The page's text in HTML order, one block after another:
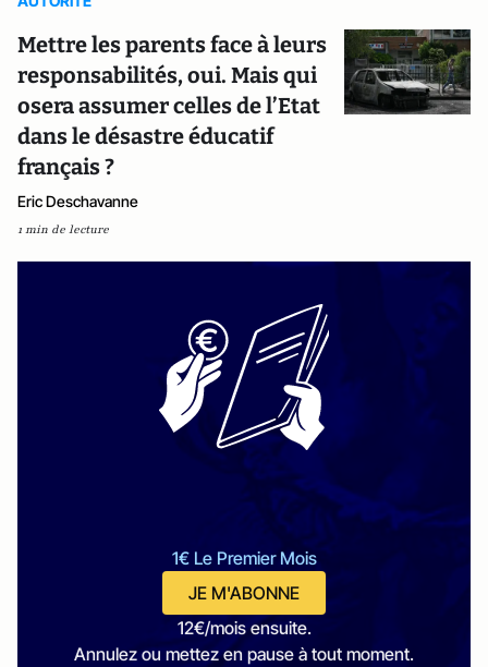
Mettre les parents face à leurs
responsabilités, oui. Mais qui
osera assumer celles de l’Etat
dans le désastre éducatif
français ?
Eric Deschavanne
1 min de lecture
1€ Le Premier Mois
JE M'ABONNE
12€/mois ensuite.
Annulez ou mettez en pause à tout moment.